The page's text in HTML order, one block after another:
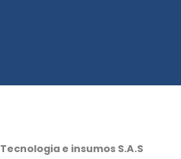
Tecnologia e insumos S.A.S